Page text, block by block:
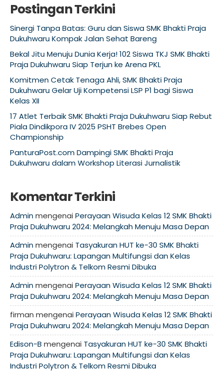
Postingan Terkini
Sinergi Tanpa Batas: Guru dan Siswa SMK Bhakti Praja
Dukuhwaru Kompak Jalan Sehat Bareng
Bekal Jitu Menuju Dunia Kerja! 102 Siswa TKJ SMK Bhakti
Praja Dukuhwaru Siap Terjun ke Arena PKL
Komitmen Cetak Tenaga Ahli, SMK Bhakti Praja
Dukuhwaru Gelar Uji Kompetensi LSP P1 bagi Siswa
Kelas XII
17 Atlet Terbaik SMK Bhakti Praja Dukuhwaru Siap Rebut
Piala Dindikpora IV 2025 PSHT Brebes Open
Championship
PanturaPost.com Dampingi SMK Bhakti Praja
Dukuhwaru dalam Workshop Literasi Jurnalistik
Komentar Terkini
Adminmengenai Perayaan Wisuda Kelas 12 SMK Bhakti
Praja Dukuhwaru 2024: Melangkah Menuju Masa Depan
Adminmengenai Tasyakuran HUT ke-30 SMK Bhakti
Praja Dukuhwaru: Lapangan Multifungsi dan Kelas
Industri Polytron & Telkom Resmi Dibuka
Adminmengenai Perayaan Wisuda Kelas 12 SMK Bhakti
Praja Dukuhwaru 2024: Melangkah Menuju Masa Depan
firman mengenai Perayaan Wisuda Kelas 12 SMK Bhakti
Praja Dukuhwaru 2024: Melangkah Menuju Masa Depan
Edison-B mengenai Tasyakuran HUT ke-30 SMK Bhakti
Praja Dukuhwaru: Lapangan Multifungsi dan Kelas
Industri Polytron & Telkom Resmi Dibuka